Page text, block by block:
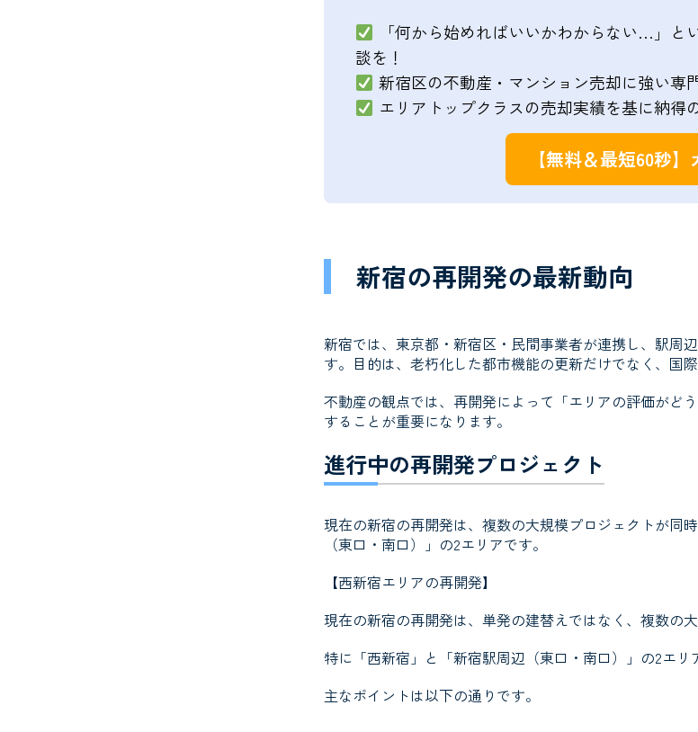
「何から始めればいいかわからない…」と
談を！
新宿区の不動産・マンション売却に強い専
エリアトップクラスの売却実績を基に納得
【無料＆最短60秒
新宿の再開発の最新動向
新宿では、東京都・新宿区・民間事業者が連携し、駅周
す。目的は、老朽化した都市機能の更新だけでなく、国
不動産の観点では、再開発によって「エリアの評価がど
することが重要になります。
進行中の再開発プロジェクト
現在の新宿の再開発は、複数の大規模プロジェクトが同
（東口・南口）」の2エリアです。
【西新宿エリアの再開発】
現在の新宿の再開発は、単発の建替えではなく、複数の
特に「西新宿」と「新宿駅周辺（東口・南口）」の2エリ
主なポイントは以下の通りです。